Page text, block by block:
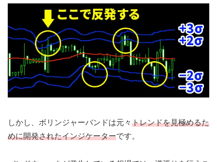
しかし、ボリンジャーバンドは元々トレンドを見極めるた
めに開発されたインジケーターです。